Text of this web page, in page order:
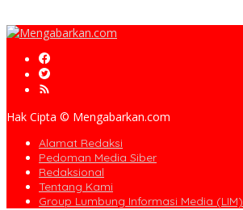
Hak Cipta © Mengabarkan.com
Alamat Redaksi
Pedoman Media Siber
Redaksional
Tentang Kami
Group Lumbung Informasi Media (LIM)